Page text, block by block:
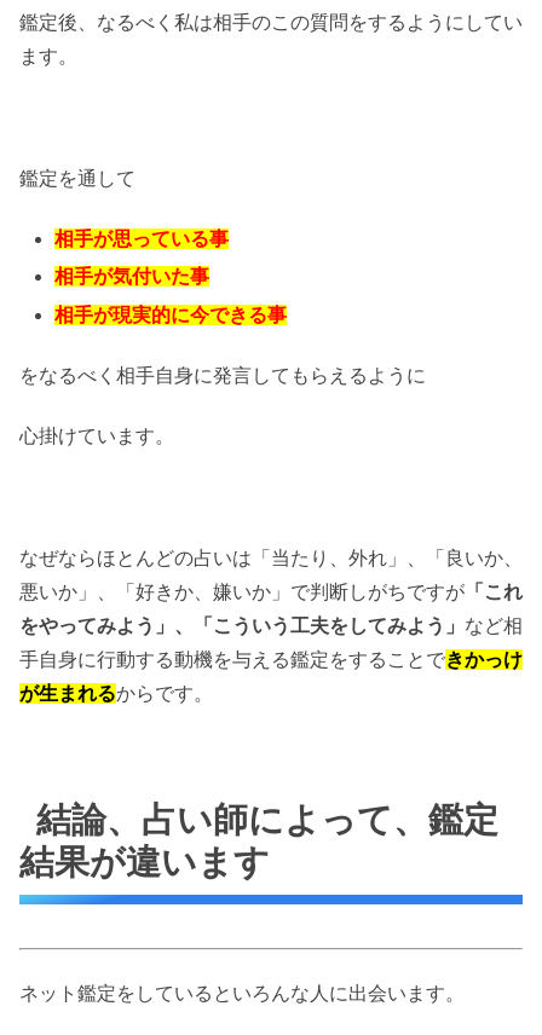
鑑定後、なるべく私は相手のこの質問をするようにしてい
ます。
鑑定を通して
相手が思っている事
相手が気付いた事
相手が現実的に今できる事
をなるべく相手自身に発言してもらえるように
心掛けています。
なぜならほとんどの占いは「当たり、外れ」、「良いか、
悪いか」、「好きか、嫌いか」で判断しがちですが 「これ
をやってみよう」、「こういう工夫をしてみよう」 など相
手自身に行動する動機を与える鑑定をすることできかっけ
が生まれるからです。
結論、占い師によって、鑑定
結果が違います
ネット鑑定をしているといろんな人に出会います。